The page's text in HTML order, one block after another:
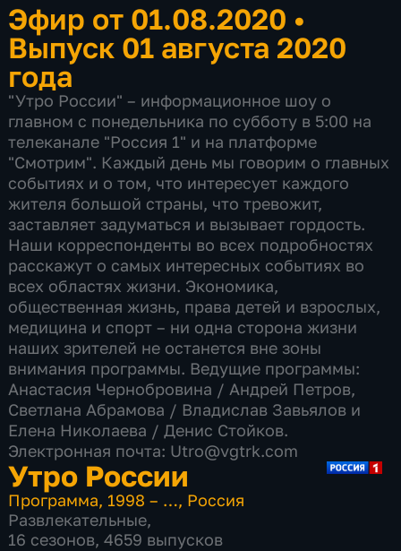
Эфир от 01.08.2020 •
Выпуск 01 августа 2020
года
"Утро России" – информационное шоу о
главном с понедельника по субботу в 5:00 на
телеканале "Россия 1" и на платформе
"Смотрим". Каждый день мы говорим о главных
событиях и о том, что интересует каждого
жителя большой страны, что тревожит,
заставляет задуматься и вызывает гордость.
Наши корреспонденты во всех подробностях
расскажут о самых интересных событиях во
всех областях жизни. Экономика,
общественная жизнь, права детей и взрослых,
медицина и спорт – ни одна сторона жизни
наших зрителей не останется вне зоны
внимания программы. Ведущие программы:
Анастасия Чернобровина / Андрей Петров,
Светлана Абрамова​ / Владислав Завьялов и
Елена Николаева / Денис Стойков.
Электронная почта: Utro@vgtrk.com
Утро России
Программа, 1998 – …, Россия
Развлекательные,
16 сезонов, 4659 выпусков